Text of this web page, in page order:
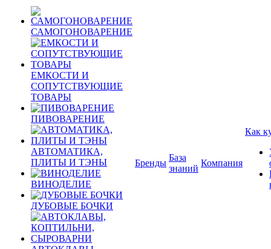
САМОГОНОВАРЕНИЕ
ЕМКОСТИ И
СОПУТСТВУЮЩИЕ
ТОВАРЫ
ПИВОВАРЕНИЕ
АВТОМАТИКА,
ПЛИТЫ И ТЭНЫ
ВИНОДЕЛИЕ
ДУБОВЫЕ БОЧКИ
Бренды
База
знаний
Компания
Как